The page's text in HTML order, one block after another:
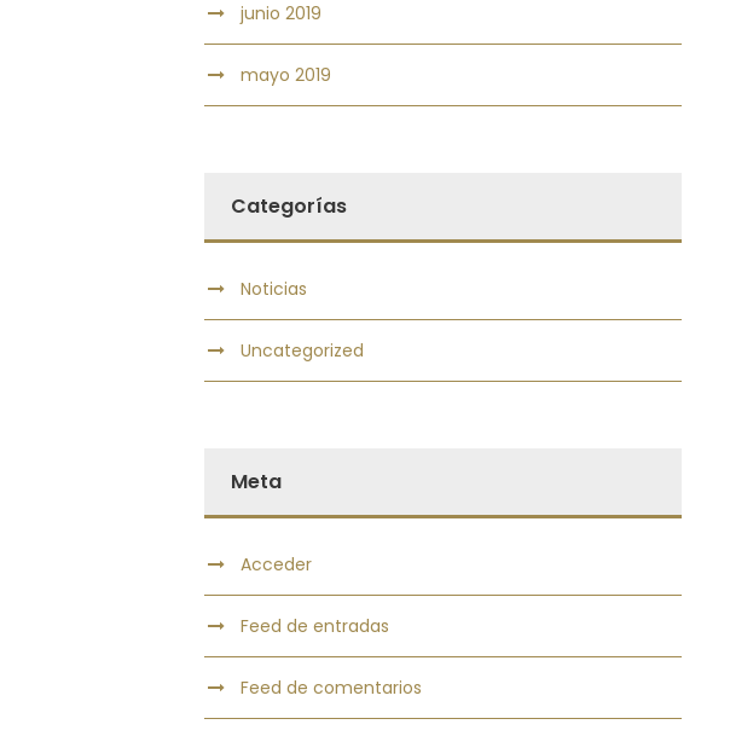
junio 2019
mayo 2019
Categorías
Noticias
Uncategorized
Meta
Acceder
Feed de entradas
Feed de comentarios